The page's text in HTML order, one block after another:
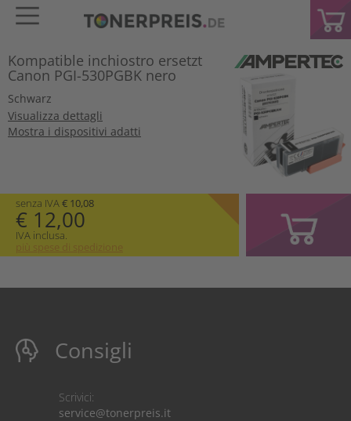
Kompatible inchiostro ersetzt
Canon PGI-530PGBK nero
Schwarz
Visualizza dettagli
Mostra i dispositivi adatti
senza IVA€ 10,08
€ 12,00
IVA inclusa.
più spese di spedizione
Consigli
Scrivici:
service@tonerpreis.it